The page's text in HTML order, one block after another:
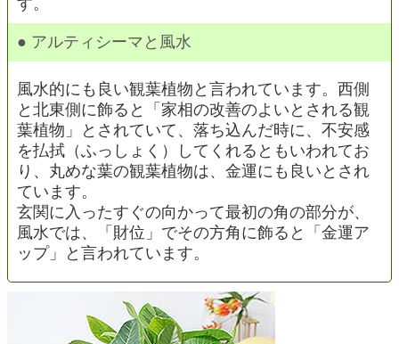
す。
● アルティシーマと風水
風水的にも良い観葉植物と言われています。西側
と北東側に飾ると「家相の改善のよいとされる観
葉植物」とされていて、落ち込んだ時に、不安感
を払拭（ふっしょく）してくれるともいわれてお
り、丸めな葉の観葉植物は、金運にも良いとされ
ています。
玄関に入ったすぐの向かって最初の角の部分が、
風水では、「財位」でその方角に飾ると「金運ア
ップ」と言われています。